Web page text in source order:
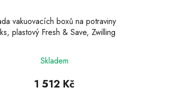
vakuovacích boxů na potraviny
plastový Fresh & Save, Zwilling
Skladem
1 512 Kč